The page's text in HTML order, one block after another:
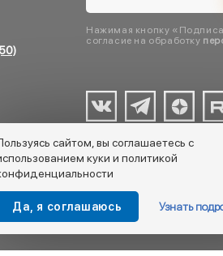
Нажимая кнопку
согласие на обработку
сайтом, вы соглашаетесь с
куки и политикой
Да, я соглашаюсь Узнать